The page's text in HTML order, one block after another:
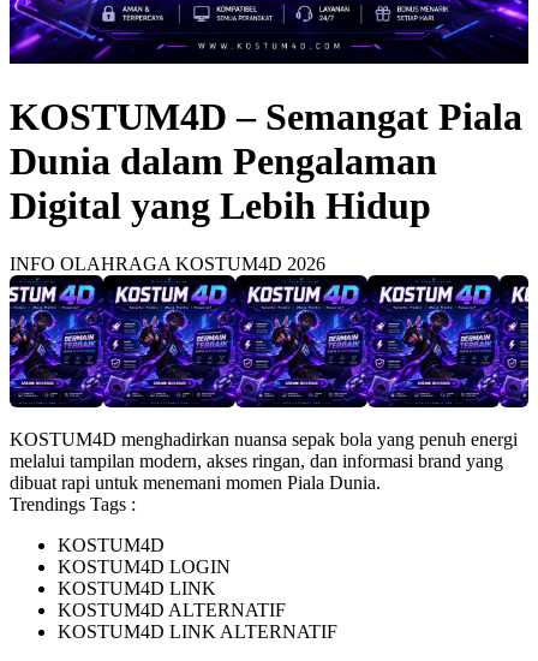
KOSTUM4D – Semangat Piala
Dunia dalam Pengalaman
Digital yang Lebih Hidup
INFO OLAHRAGA KOSTUM4D 2026
KOSTUM4D menghadirkan nuansa sepak bola yang penuh energi
melalui tampilan modern, akses ringan, dan informasi brand yang
dibuat rapi untuk menemani momen Piala Dunia.
Trendings Tags :
KOSTUM4D
KOSTUM4D LOGIN
KOSTUM4D LINK
KOSTUM4D ALTERNATIF
KOSTUM4D LINK ALTERNATIF